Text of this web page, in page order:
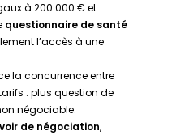
à 200 000 € et
questionnaire de santé
l’accès à une
la concurrence entre
: plus question de
négociable.
de négociation,